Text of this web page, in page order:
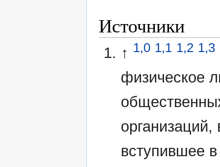
Источники
↑ 1,0 1,1 1,2 1,3
физическое
вступившее